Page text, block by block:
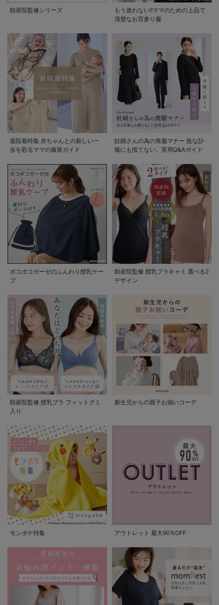
助産院監修シリーズ
もう迷わない!!ママのための上品で
清楚なお宮参り服
退院着特集 赤ちゃんとの新しい一
歩を彩るママの服装ガイド
妊婦さんの為の喪服マナー 急な訃
報にも慌てない。実用Q&Aガイド
ポコポコガーゼのふんわり授乳ケー
プ
助産院監修 授乳ブラキャミ 選べる2
デザイン
助産院監修 授乳ブラ フィットグミ
入り
新生児からの親子お揃いコーデ
モンポケ特集 アウトレット 最大90%OFF